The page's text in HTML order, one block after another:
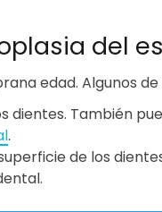
del
edad. Algunos
dientes. También
.
de los